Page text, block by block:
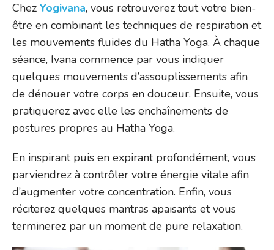
Chez Yogivana, vous retrouverez tout votre bien-
être en combinant les techniques de respiration et
les mouvements fluides du Hatha Yoga. À chaque
séance, Ivana commence par vous indiquer
quelques mouvements d’assouplissements afin
de dénouer votre corps en douceur. Ensuite, vous
pratiquerez avec elle les enchaînements de
postures propres au Hatha Yoga.
En inspirant puis en expirant profondément, vous
parviendrez à contrôler votre énergie vitale afin
d’augmenter votre concentration. Enfin, vous
réciterez quelques mantras apaisants et vous
terminerez par un moment de pure relaxation.